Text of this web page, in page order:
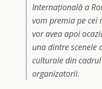
Internațională a
vom premia pe cei
vor avea apoi
una dintre scenele
culturale din
organizatorii.